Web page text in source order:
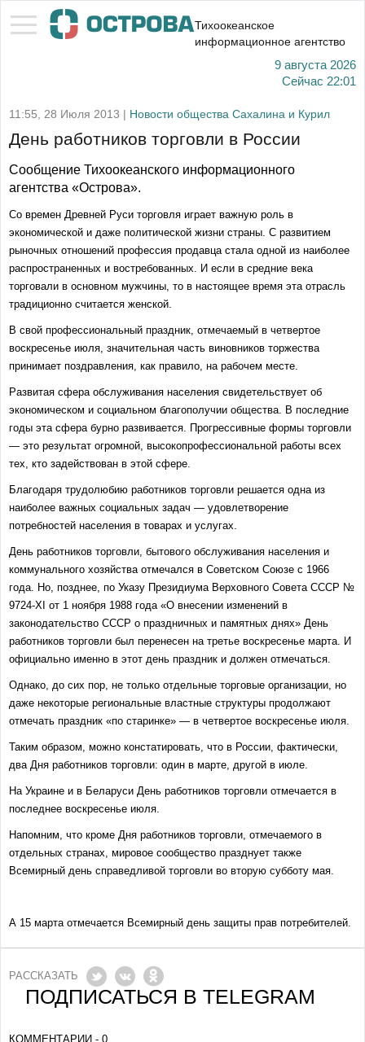
Тихоокеанское
информационное агентство
9 августа 2026
Сейчас 22:01
11:55, 28 Июля 2013 | Новости общества Сахалина и Курил
День работников торговли в России
Сообщение Тихоокеанского информационного
агентства «Острова».
Со времен Древней Руси торговля играет важную роль в
экономической и даже политической жизни страны. С развитием
рыночных отношений профессия продавца стала одной из наиболее
распространенных и востребованных. И если в средние века
торговали в основном мужчины, то в настоящее время эта отрасль
традиционно считается женской.
В свой профессиональный праздник, отмечаемый в четвертое
воскресенье июля, значительная часть виновников торжества
принимает поздравления, как правило, на рабочем месте.
Развитая сфера обслуживания населения свидетельствует об
экономическом и социальном благополучии общества. В последние
годы эта сфера бурно развивается. Прогрессивные формы торговли
— это результат огромной, высокопрофессиональной работы всех
тех, кто задействован в этой сфере.
Благодаря трудолюбию работников торговли решается одна из
наиболее важных социальных задач — удовлетворение
потребностей населения в товарах и услугах.
День работников торговли, бытового обслуживания населения и
коммунального хозяйства отмечался в Советском Союзе с 1966
года. Но, позднее, по Указу Президиума Верховного Совета СССР №
9724-XI от 1 ноября 1988 года «О внесении изменений в
законодательство СССР о праздничных и памятных днях» День
работников торговли был перенесен на третье воскресенье марта. И
официально именно в этот день праздник и должен отмечаться.
Однако, до сих пор, не только отдельные торговые организации, но
даже некоторые региональные властные структуры продолжают
отмечать праздник «по старинке» — в четвертое воскресенье июля.
Таким образом, можно констатировать, что в России, фактически,
два Дня работников торговли: один в марте, другой в июле.
На Украине и в Беларуси День работников торговли отмечается в
последнее воскресенье июля.
Напомним, что кроме Дня работников торговли, отмечаемого в
отдельных странах, мировое сообщество празднует также
Всемирный день справедливой торговли во вторую субботу мая.
А 15 марта отмечается Всемирный день защиты прав потребителей.
РАССКАЗАТЬ
ПОДПИСАТЬСЯ В TELEGRAM
КОММЕНТАРИИ - 0